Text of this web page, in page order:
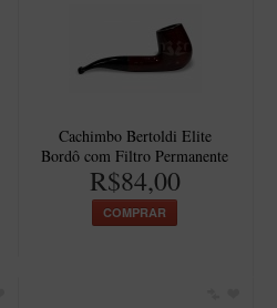
Cachimbo Bertoldi Elite
Bordô com Filtro Permanente
R$84,00
COMPRAR